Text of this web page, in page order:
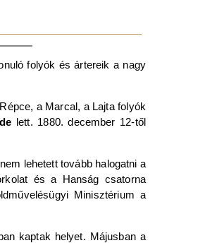
folyók és ártereik a nagy
a Marcal, a Lajta folyók
lett. 1880. december 12-től
lehetett tovább halogatni a
és a Hanság csatorna
Minisztérium a
kaptak helyet. Májusban a